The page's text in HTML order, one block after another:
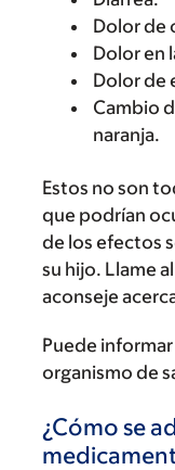
Dolor de
Dolor en
Dolor de
Cambio
naranja.
Estos no son
que podrían
de los efectos
su hijo. Llame
aconseje
Puede
organismo de
¿Cómo se